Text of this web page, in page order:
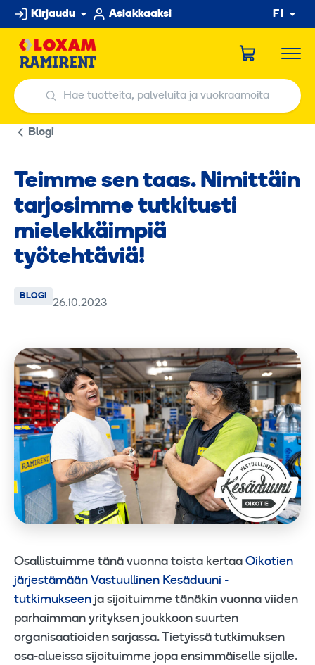
Hyppää
sisältöön
Kirjaudu Asiakkaaksi FI
Hae tuotteita, palveluita ja vuokraamoita
Hae tuotteita, palveluita ja vuokraamoita
Blogi
Teimme sen taas. Nimittäin
tarjosimme tutkitusti
mielekkäimpiä
työtehtäviä!
BLOGI
26.10.2023
Osallistuimme tänä vuonna toista kertaa Oikotien
järjestämään Vastuullinen Kesäduuni -
tutkimukseen ja sijoituimme tänäkin vuonna viiden
parhaimman yrityksen joukkoon suurten
organisaatioiden sarjassa. Tietyissä tutkimuksen
osa-alueissa sijoituimme jopa ensimmäiselle sijalle.